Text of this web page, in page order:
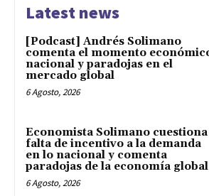
Latest news
[Podcast] Andrés Solimano
comenta el momento
nacional y paradojas en el
mercado global
6 Agosto, 2026
Economista Solimano cuestiona
falta de incentivo a la demanda
en lo nacional y comenta
paradojas de la economía global
6 Agosto, 2026